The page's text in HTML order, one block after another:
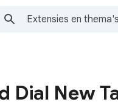
Dial New